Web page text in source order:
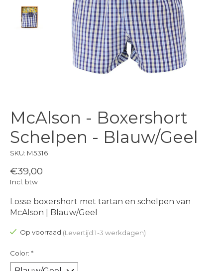
McAlson - Boxershort
Schelpen - Blauw/Geel
SKU: M5316
€39,00
Incl. btw
Losse boxershort met tartan en schelpen van
McAlson | Blauw/Geel
Op voorraad (Levertijd:1-3 werkdagen)
Color: *